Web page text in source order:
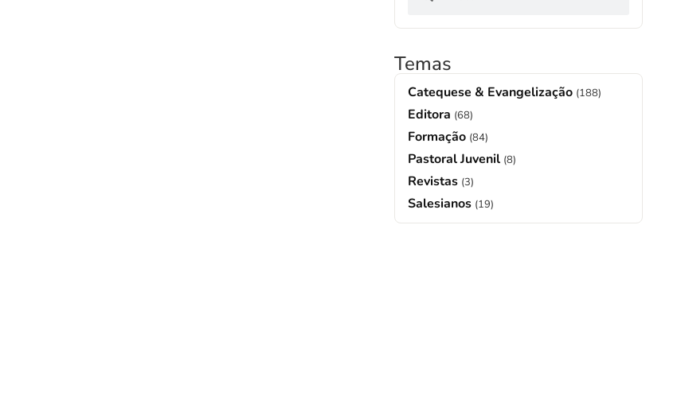
Temas
Catequese & Evangelização (188)
Editora (68)
Formação (84)
Pastoral Juvenil (8)
Revistas (3)
Salesianos (19)